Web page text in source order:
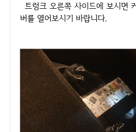
트렁크 오른쪽 사이드에 보시면 커버가 있는데 이 커
버를 열어보시기 바랍니다.